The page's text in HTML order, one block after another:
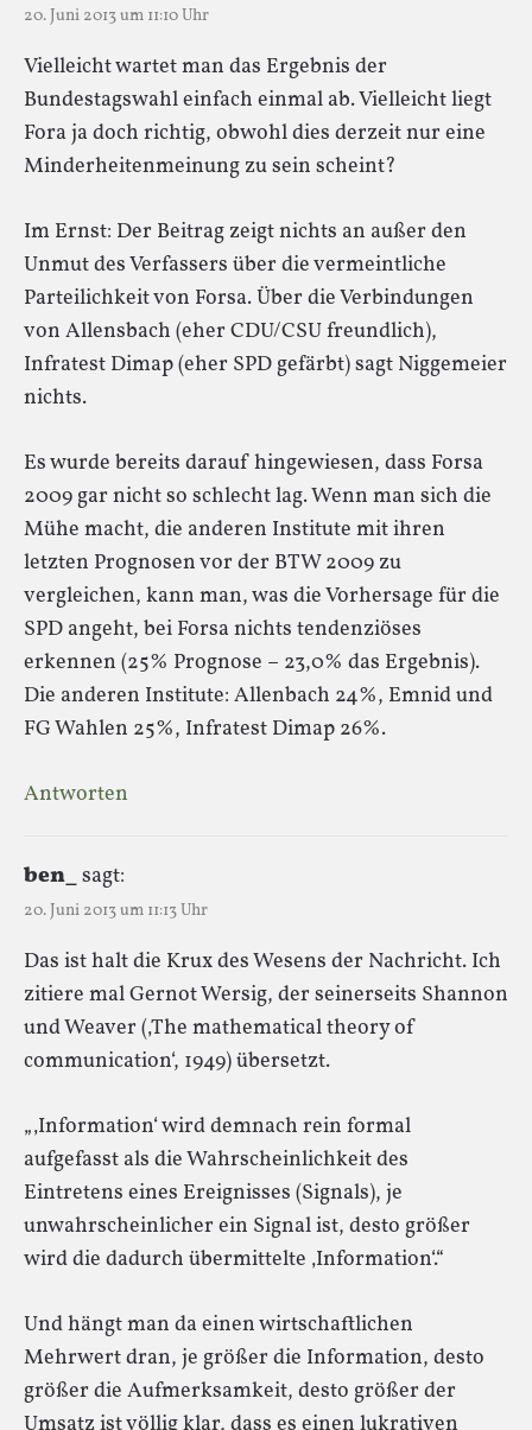
20. Juni 2013 um 11:10 Uhr
Vielleicht wartet man das Ergebnis der
Bundestagswahl einfach einmal ab. Vielleicht liegt
Fora ja doch richtig, obwohl dies derzeit nur eine
Minderheitenmeinung zu sein scheint?
Im Ernst: Der Beitrag zeigt nichts an außer den
Unmut des Verfassers über die vermeintliche
Parteilichkeit von Forsa. Über die Verbindungen
von Allensbach (eher CDU/CSU freundlich),
Infratest Dimap (eher SPD gefärbt) sagt Niggemeier
nichts.
Es wurde bereits darauf hingewiesen, dass Forsa
2009 gar nicht so schlecht lag. Wenn man sich die
Mühe macht, die anderen Institute mit ihren
letzten Prognosen vor der BTW 2009 zu
vergleichen, kann man, was die Vorhersage für die
SPD angeht, bei Forsa nichts tendenziöses
erkennen (25% Prognose – 23,0% das Ergebnis).
Die anderen Institute: Allenbach 24%, Emnid und
FG Wahlen 25%, Infratest Dimap 26%.
Antworten
ben_sagt:
20. Juni 2013 um 11:13 Uhr
Das ist halt die Krux des Wesens der Nachricht. Ich
zitiere mal Gernot Wersig, der seinerseits Shannon
und Weaver (‚The mathematical theory of
communication‘, 1949) übersetzt.
„‚Information‘ wird demnach rein formal
aufgefasst als die Wahrscheinlichkeit des
Eintretens eines Ereignisses (Signals), je
unwahrscheinlicher ein Signal ist, desto größer
wird die dadurch übermittelte ‚Information‘.“
Und hängt man da einen wirtschaftlichen
Mehrwert dran, je größer die Information, desto
größer die Aufmerksamkeit, desto größer der